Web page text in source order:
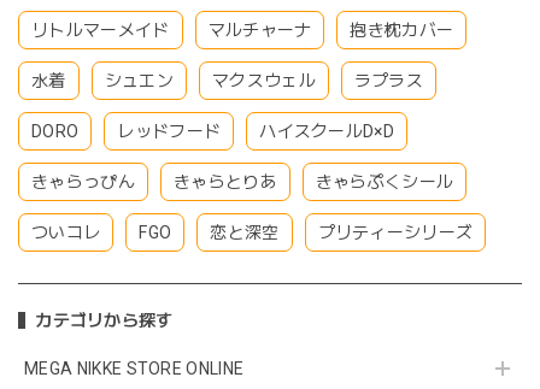
リトルマーメイド マルチャーナ 抱き枕カバー
水着 シュエン マクスウェル ラプラス
DORO レッドフード ハイスクールD×D
きゃらっぴん きゃらとりあ きゃらぷくシール
ついコレ FGO 恋と深空 プリティーシリーズ
カテゴリから探す
MEGA NIKKE STORE ONLINE